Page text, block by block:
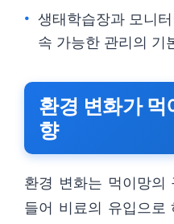
생태학습장과 모니
속 가능한 관리의 기
환경 변화가 먹
향
환경 변화는 먹이망의
들어 비료의 유입으로